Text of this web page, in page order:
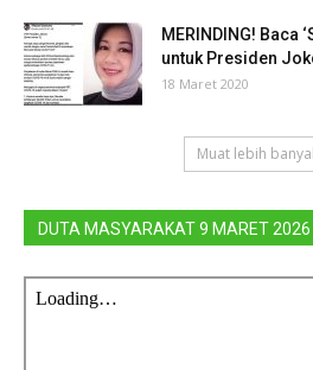
MERINDING! Baca
untuk Presiden
18 Maret 2020
Muat lebih
DUTA MASYARAKAT 9 MARET 2026